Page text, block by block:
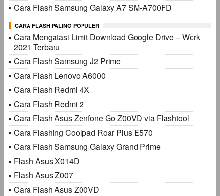
Cara Flash Samsung Galaxy A7 SM-A700FD
CARA FLASH PALING POPULER
Cara Mengatasi Limit Download Google Drive – Work
2021 Terbaru
Cara Flash Samsung J2 Prime
Cara Flash Lenovo A6000
Cara Flash Redmi 4X
Cara Flash Redmi 2
Cara Flash Asus Zenfone Go Z00VD via Flashtool
Cara Flashing Coolpad Roar Plus E570
Cara Flash Samsung Galaxy Grand Prime
Flash Asus X014D
Flash Asus Z007
Cara Flash Asus Z00VD